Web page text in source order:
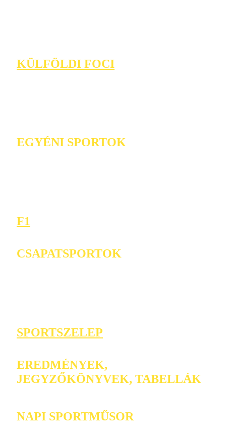
KÜLFÖLDI FOCI
EGYÉNI SPORTOK
F1
CSAPATSPORTOK
SPORTSZELEP
EREDMÉNYEK,
JEGYZŐKÖNYVEK, TABELLÁK
NAPI SPORTMŰSOR